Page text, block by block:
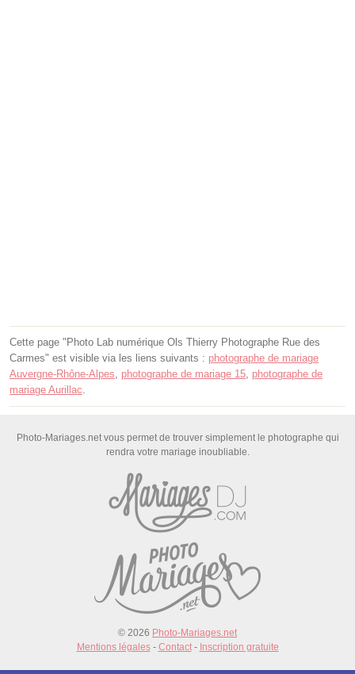
Cette page "Photo Lab numérique Ols Thierry Photographe Rue des
Carmes" est visible via les liens suivants : photographe de mariage
Auvergne-Rhône-Alpes
photographe de mariage 15 photographe de
mariage Aurillac
Photo-Mariages.net vous permet de trouver simplement le photographe qui
rendra votre mariage inoubliable.
© 2026 Photo-Mariages.net
Mentions légales- Contact- Inscription gratuite